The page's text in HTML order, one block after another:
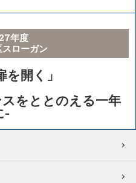
年度
ローガン
を開く」
をととのえる一年
-